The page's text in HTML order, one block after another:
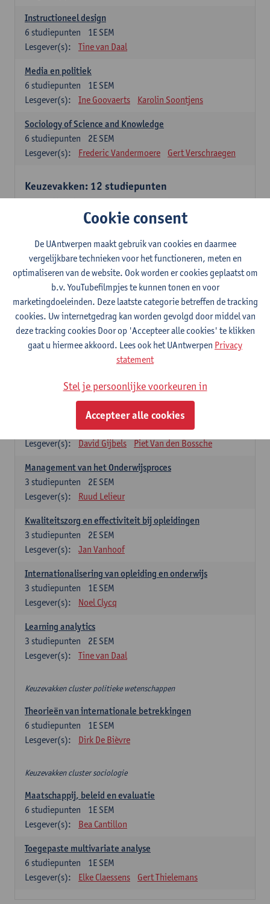
Instructioneel design
1E SEM
6 studiepunten
Lesgever(s):
Tine van Daal
Media en politiek
1E SEM
6 studiepunten
Lesgever(s):
Ine Goovaerts Karolin Soontjens
Sociology of Science and Knowledge
2E SEM
6 studiepunten
Lesgever(s):
Frederic Vandermoere Gert Verschraegen
Keuzevakken: 12 studiepunten
Keuzevakken cluster communicatiewetenschappen
Consumer Psychology
2E SEM
studiepunten
Lesgever(s):
Katrien Maldoy Konrad Rudnicki
Journalistiek en crossmedialiteit
1E SEM
studiepunten
Lesgever(s):
Steve Paulussen
Interne Communicatie
1E SEM
6studiepunten
Charlotte De Backer
Keuzevakken cluster opleidings- en onderwijswetenschappen
Leren op de werkplek
2E SEM
studiepunten
Lesgever(s):
David Gijbels Piet Van den Bossche
Management van het Onderwijsproces
2E SEM
3 studiepunten
Lesgever(s):
Ruud Lelieur
Kwaliteitszorg en effectiviteit bij opleidingen
2E SEM
3 studiepunten
Lesgever(s):
Jan Vanhoof
Internationalisering van opleiding en onderwijs
1E SEM
3 studiepunten
Lesgever(s):
Noel Clycq
Learning analytics
2E SEM
3 studiepunten
Lesgever(s):
Tine van Daal
Keuzevakken cluster politieke wetenschappen
Theorieën van internationale betrekkingen
1E SEM
6 studiepunten
Lesgever(s):
Dirk De Bièvre
Keuzevakken cluster sociologie
Maatschappij, beleid en evaluatie
1E SEM
6 studiepunten
Lesgever(s):
Bea Cantillon
Toegepaste multivariate analyse
1E SEM
6 studiepunten
Lesgever(s):
Elke Claessens Gert Thielemans
Cookie consent
De UAntwerpen maakt gebruik van cookies en daarmee
vergelijkbare technieken voor het functioneren, meten en
optimaliseren van de website. Ook worden er cookies geplaatst om
b.v. YouTubefilmpjes te kunnen tonen en voor
marketingdoeleinden. Deze laatste categorie betreffen de tracking
cookies. Uw internetgedrag kan worden gevolgd door middel van
deze tracking cookies Door op 'Accepteer alle cookies' te klikken
gaat u hiermee akkoord. Lees ook het UAntwerpen Privacy
statement
Stel je persoonlijke voorkeuren in
Accepteer alle cookies